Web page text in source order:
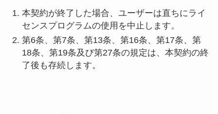
本契約が終了した場合、ユーザーは直ちにライ
センスプログラムの使用を中止します。
第6条、第7条、第13条、第16条、第17条、第
18条、第19条及び第27条の規定は、本契約の終
了後も存続します。